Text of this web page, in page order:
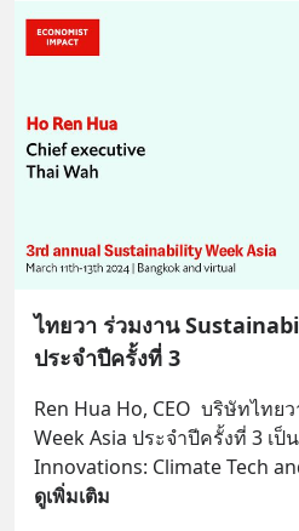
ไทยวา ร่วมงาน
ประจำปีครั้งที่ 3
Ren Hua Ho, CEO  บริษัทไทย
Week Asia ประจำปีครั้งที่ 3 เป็
Innovations: Climate Tech
ดูเพิ่มเติม